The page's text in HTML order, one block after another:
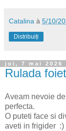
Catalina à 5/10/
Distribuiți
joi, 7 mai 2026
Rulada
Aveam nevoie
perfecta.
O puteti face si
aveti in frigider :)